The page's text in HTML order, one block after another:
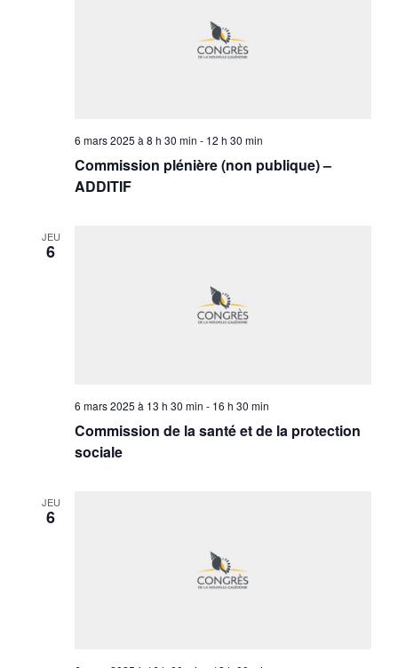
Commission plénière (non publique) –
ADDITIF
6 mars 2025 à 8 h 30 min - 12 h 30 min
JEU
6
Commission de la santé et de la protection
sociale
6 mars 2025 à 13 h 30 min - 16 h 30 min
JEU
6